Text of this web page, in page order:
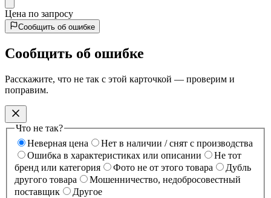
Цена по запросу
Сообщить об ошибке
Сообщить об ошибке
Расскажите, что не так с этой карточкой — проверим и
поправим.
Что не так?
Неверная цена
Нет в наличии / снят с производства
Ошибка в характеристиках или описании
Не тот
бренд или категория
Фото не от этого товара
Дубль
другого товара
Мошенничество, недобросовестный
поставщик
Другое